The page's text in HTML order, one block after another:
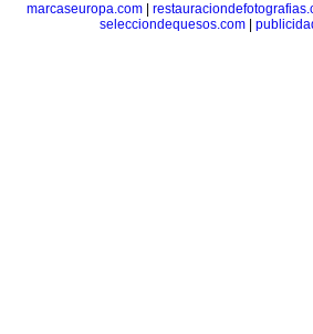
marcaseuropa.com|
selecciondequesos.com|